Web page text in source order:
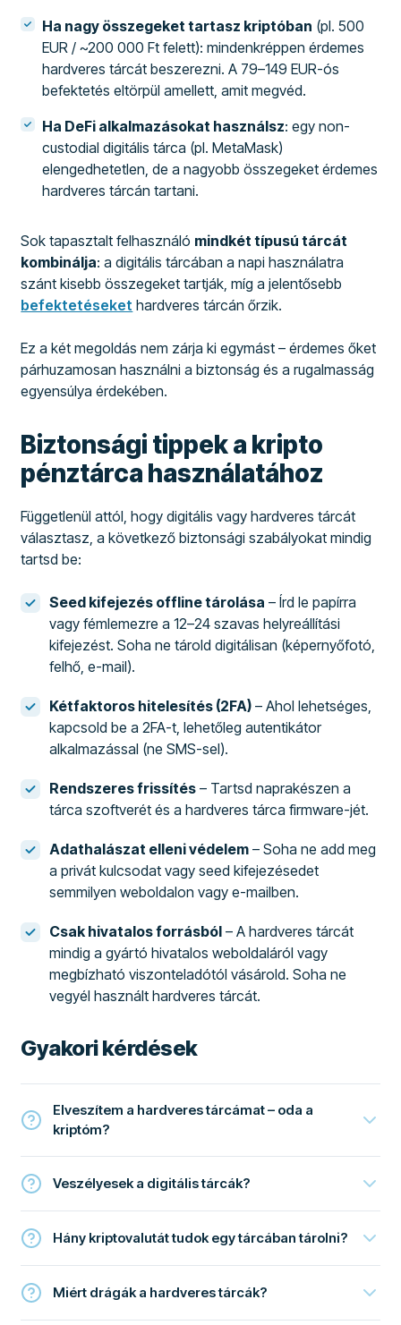
Ha nagy összegeket tartasz kriptóban (pl. 500
EUR / ~200 000 Ft felett): mindenkréppen érdemes
hardveres tárcát beszerezni. A 79–149 EUR-ós
befektetés eltörpül amellett, amit megvéd.
Ha DeFi alkalmazásokat használsz: egy non-
custodial digitális tárca (pl. MetaMask)
elengedhetetlen, de a nagyobb összegeket érdemes
hardveres tárcán tartani.
Sok tapasztalt felhasználó mindkét típusú tárcát
kombinálja: a digitális tárcában a napi használatra
szánt kisebb összegeket tartják, míg a jelentősebb
befektetéseket hardveres tárcán őrzik.
Ez a két megoldás nem zárja ki egymást – érdemes őket
párhuzamosan használni a biztonság és a rugalmasság
egyensúlya érdekében.
Biztonsági tippek a kripto
pénztárca használatához
Függetlenül attól, hogy digitális vagy hardveres tárcát
választasz, a következő biztonsági szabályokat mindig
tartsd be:
Seed kifejezés offline tárolása – Írd le papírra
vagy fémlemezre a 12–24 szavas helyreállítási
kifejezést. Soha ne tárold digitálisan (képernyőfotó,
felhő, e-mail).
Kétfaktoros hitelesítés (2FA) – Ahol lehetséges,
kapcsold be a 2FA-t, lehetőleg autentikátor
alkalmazással (ne SMS-sel).
Rendszeres frissítés – Tartsd naprakészen a
tárca szoftverét és a hardveres tárca firmware-jét.
Adathalászat elleni védelem – Soha ne add meg
a privát kulcsodat vagy seed kifejezésedet
semmilyen weboldalon vagy e-mailben.
Csak hivatalos forrásból – A hardveres tárcát
mindig a gyártó hivatalos weboldaláról vagy
megbízható viszonteladótól vásárold. Soha ne
vegyél használt hardveres tárcát.
Gyakori kérdések
Elveszítem a hardveres tárcámat – oda a
kriptóm?
Veszélyesek a digitális tárcák?
Hány kriptovalutát tudok egy tárcában tárolni?
Miért drágák a hardveres tárcák?